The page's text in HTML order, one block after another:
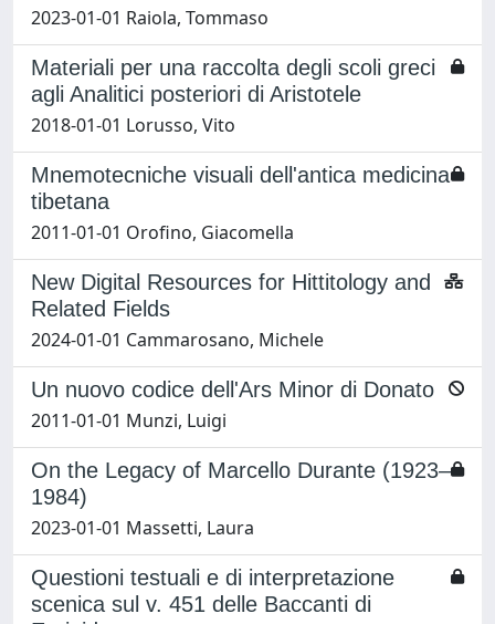
2023-01-01 Raiola, Tommaso
Materiali per una raccolta degli scoli greci
agli Analitici posteriori di Aristotele
2018-01-01 Lorusso, Vito
Mnemotecniche visuali dell'antica medicina
tibetana
2011-01-01 Orofino, Giacomella
New Digital Resources for Hittitology and
Related Fields
2024-01-01 Cammarosano, Michele
Un nuovo codice dell'Ars Minor di Donato
2011-01-01 Munzi, Luigi
On the Legacy of Marcello Durante (1923–
1984)
2023-01-01 Massetti, Laura
Questioni testuali e di interpretazione
scenica sul v. 451 delle Baccanti di